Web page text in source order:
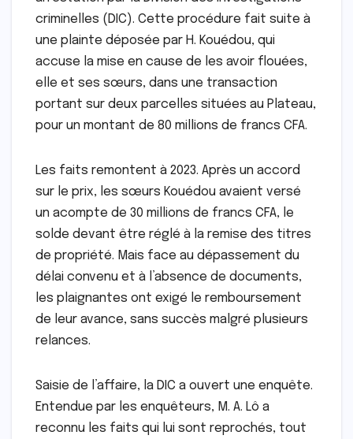
criminelles (DIC). Cette procédure fait suite à
une plainte déposée par H. Kouédou, qui
accuse la mise en cause de les avoir flouées,
elle et ses sœurs, dans une transaction
portant sur deux parcelles situées au Plateau,
pour un montant de 80 millions de francs CFA.
Les faits remontent à 2023. Après un accord
sur le prix, les sœurs Kouédou avaient versé
un acompte de 30 millions de francs CFA, le
solde devant être réglé à la remise des titres
de propriété. Mais face au dépassement du
délai convenu et à l’absence de documents,
les plaignantes ont exigé le remboursement
de leur avance, sans succès malgré plusieurs
relances.
Saisie de l’affaire, la DIC a ouvert une enquête.
Entendue par les enquêteurs, M. A. Lô a
reconnu les faits qui lui sont reprochés, tout